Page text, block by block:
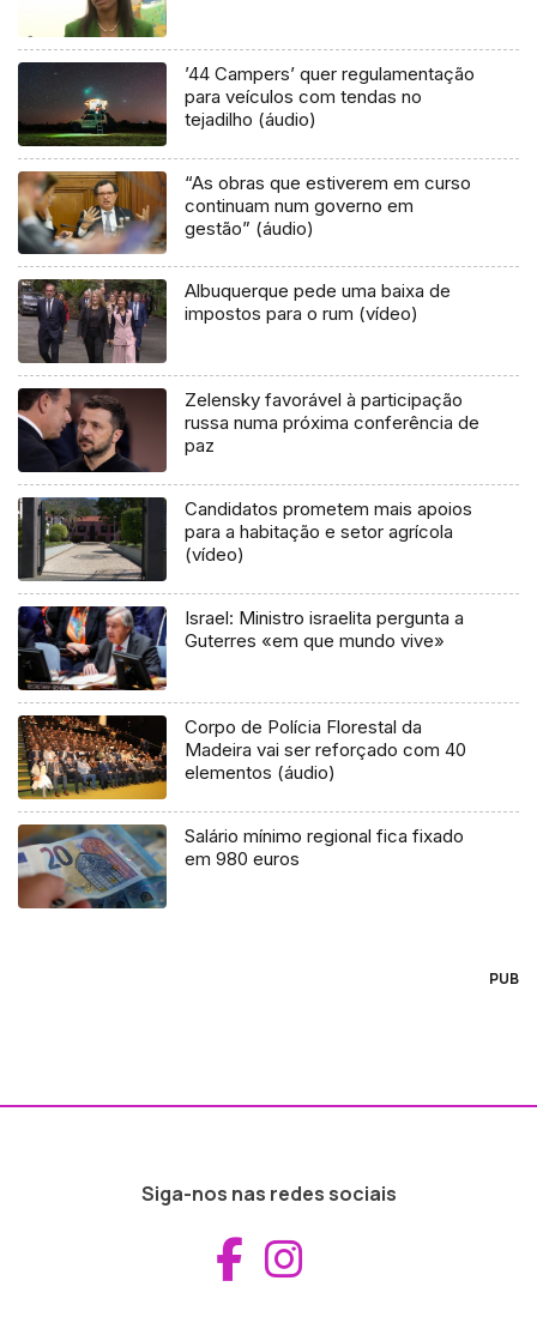
’44 Campers’ quer regulamentação
para veículos com tendas no
tejadilho (áudio)
“As obras que estiverem em curso
continuam num governo em
gestão” (áudio)
Albuquerque pede uma baixa de
impostos para o rum (vídeo)
Zelensky favorável à participação
russa numa próxima conferência de
paz
Candidatos prometem mais apoios
para a habitação e setor agrícola
(vídeo)
Israel: Ministro israelita pergunta a
Guterres «em que mundo vive»
Corpo de Polícia Florestal da
Madeira vai ser reforçado com 40
elementos (áudio)
Salário mínimo regional fica fixado
em 980 euros
PUB
Siga-nos nas redes sociais
Aceder ao